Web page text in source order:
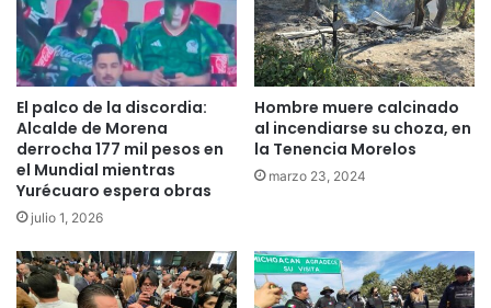
El palco de la discordia:
Alcalde de Morena
derrocha 177 mil pesos en
el Mundial mientras
Yurécuaro espera obras
julio 1, 2026
Hombre muere calcinado
al incendiarse su choza, en
la Tenencia Morelos
marzo 23, 2024